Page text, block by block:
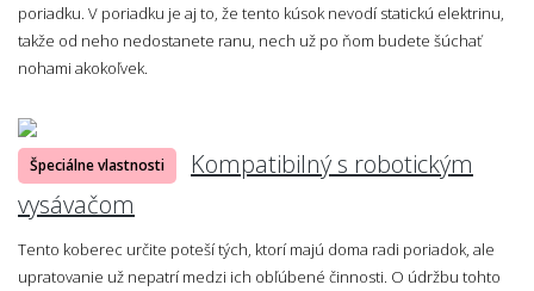
poriadku. V poriadku je aj to, že tento kúsok nevodí statickú elektrinu,
takže od neho nedostanete ranu, nech už po ňom budete šúchať
nohami akokoľvek.
Špeciálne vlastnosti
Kompatibilný s robotickým
vysávačom
Tento koberec určite poteší tých, ktorí majú doma radi poriadok, ale
upratovanie už nepatrí medzi ich obľúbené činnosti. O údržbu tohto